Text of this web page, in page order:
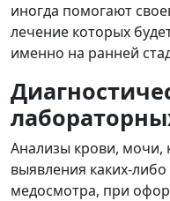
иногда помогают
лечение которых
именно на ранней
Анализы крови, мочи,
выявления каких-
медосмотра, при